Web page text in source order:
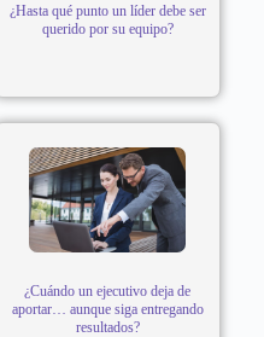
¿Hasta qué punto un líder debe ser
querido por su equipo?
¿Cuándo un ejecutivo deja de
aportar… aunque siga entregando
resultados?